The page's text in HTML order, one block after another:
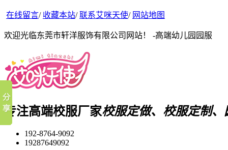
在线留言/ 收藏本站/联系艾咪天使/ 网站地图
欢迎光临东莞市轩洋服饰有限公司网站！ -高端幼儿园园服
专注高端校服厂家校服定做、校服定制
192-8764-9092
19287649092